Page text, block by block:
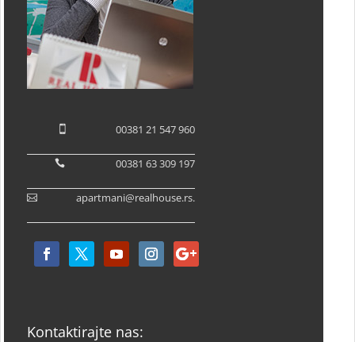
00381 21 547 960
00381 63 309 197
apartmani@realhouse.rs.
Kontaktirajte nas: